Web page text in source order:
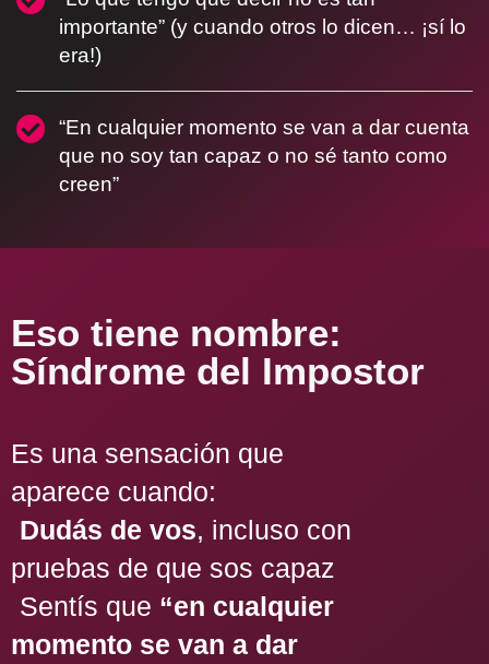
importante” (y cuando otros lo dicen… ¡sí lo
era!)
“En cualquier momento se van a dar cuenta
que no soy tan capaz o no sé tanto como
creen”
Eso tiene nombre:
Síndrome del Impostor
Es una sensación que
aparece cuando:
Dudás de vos, incluso con
pruebas de que sos capaz
Sentís que “en cualquier
momento se van a dar